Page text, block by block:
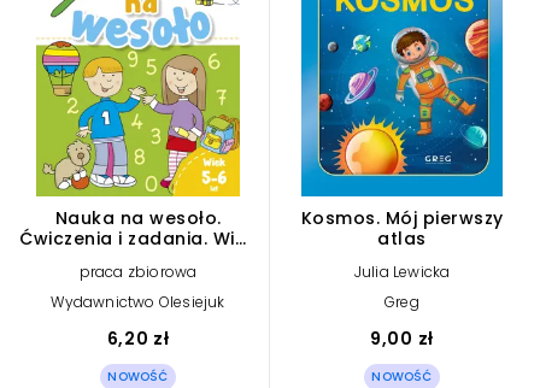
Nauka na wesoło.
Ćwiczenia i zadania. Wiek
praca zbiorowa
Wydawnictwo Olesiejuk
6,20 zł
NOWOŚĆ
Kosmos. Mój pierwszy
atlas
Julia Lewicka
Greg
9,00 zł
NOWOŚĆ